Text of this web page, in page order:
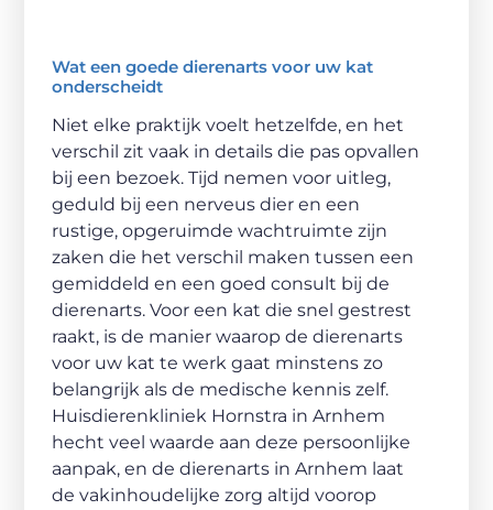
Wat een goede dierenarts voor uw kat
onderscheidt
Niet elke praktijk voelt hetzelfde, en het
verschil zit vaak in details die pas opvallen
bij een bezoek. Tijd nemen voor uitleg,
geduld bij een nerveus dier en een
rustige, opgeruimde wachtruimte zijn
zaken die het verschil maken tussen een
gemiddeld en een goed consult bij de
dierenarts. Voor een kat die snel gestrest
raakt, is de manier waarop de dierenarts
voor uw kat te werk gaat minstens zo
belangrijk als de medische kennis zelf.
Huisdierenkliniek Hornstra in Arnhem
hecht veel waarde aan deze persoonlijke
aanpak, en de dierenarts in Arnhem laat
de vakinhoudelijke zorg altijd voorop